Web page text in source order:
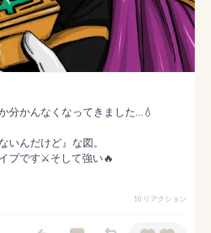
分かんなくなってきました…💧
いんだけど』な図。
プです⚔そして強い🔥
10 リアクション